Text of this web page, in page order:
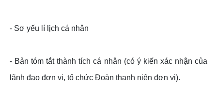
- Sơ yếu lí lịch cá nhân
- Bản tóm tắt thành tích cá nhân (có ý kiến xác nhận của
lãnh đạo đơn vị, tổ chức Đoàn thanh niên đơn vị).